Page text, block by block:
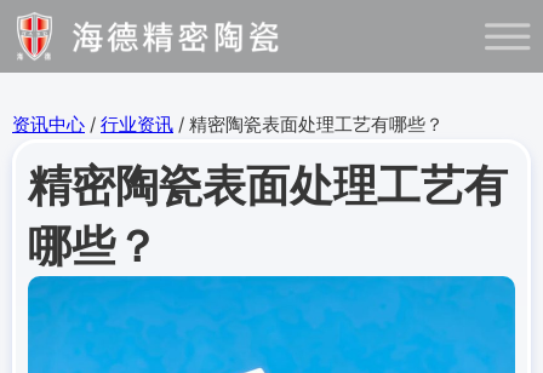
资讯中心 / 行业资讯 / 精密陶瓷表面处理工艺有哪些？
精密陶瓷表面处理工艺有
哪些？